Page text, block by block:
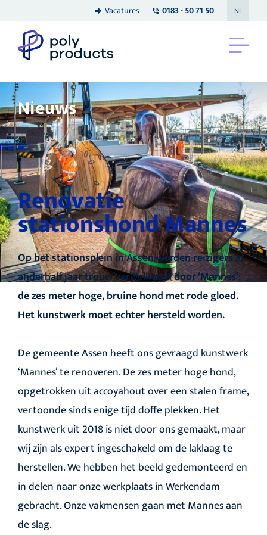
Vacatures 0183 - 50 71 50 NL
Nieuws
Renovatie
stationshond Mannes
Op het stationsplein in Assen worden reizigers al
anderhalf jaar trouw verwelkomd door ‘Mannes’:
de zes meter hoge, bruine hond met rode gloed.
Het kunstwerk moet echter hersteld worden.
De gemeente Assen heeft ons gevraagd kunstwerk
‘Mannes’ te renoveren. De zes meter hoge hond,
opgetrokken uit accoyahout over een stalen frame,
vertoonde sinds enige tijd doffe plekken. Het
kunstwerk uit 2018 is niet door ons gemaakt, maar
wij zijn als expert ingeschakeld om de laklaag te
herstellen. We hebben het beeld gedemonteerd en
in delen naar onze werkplaats in Werkendam
gebracht. Onze vakmensen gaan met Mannes aan
de slag.